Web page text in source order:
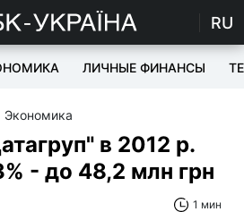
RU
ЛИЧНЫЕ ФИНАНСЫ
Экономика
в 2012 р.
- до 48,2 млн грн
1 мин